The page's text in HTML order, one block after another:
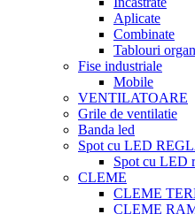
Aplicate
Combinate
Tablouri
Fise industriale
Mobile
VENTILATOARE
Grile de ventilatie
Banda led
Spot cu LED
Spot cu LED
CLEME
CLEME
CLEME